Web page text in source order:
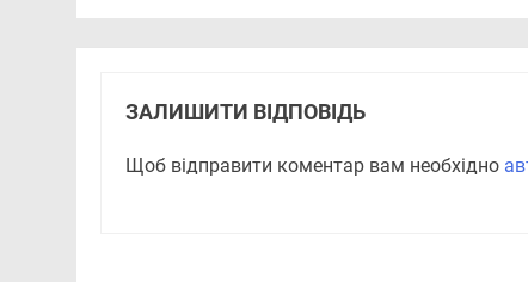
ЗАЛИШИТИ ВІДПОВІДЬ
Щоб відправити коментар вам необхідно